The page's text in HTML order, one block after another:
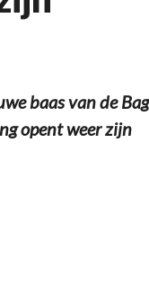
baas van de
opent weer zijn